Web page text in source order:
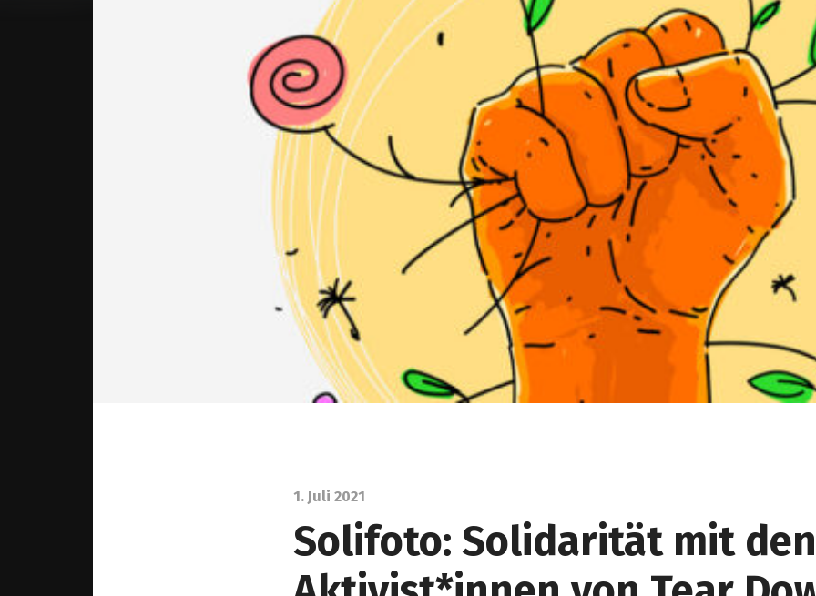
1. Juli 2021
Solifoto: Solidarität mit den